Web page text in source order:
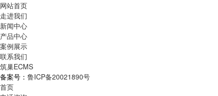
网站首页
走进我们
新闻中心
产品中心
案例展示
联系我们
筑巢ECMS
备案号： 鲁ICP备20021890号
首页